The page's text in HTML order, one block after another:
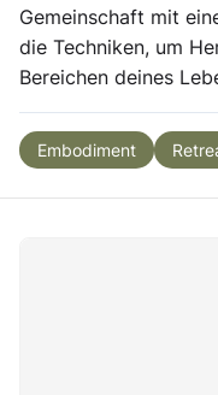
Gemeinschaft mit
die Techniken, um
Bereichen deines
Embodiment